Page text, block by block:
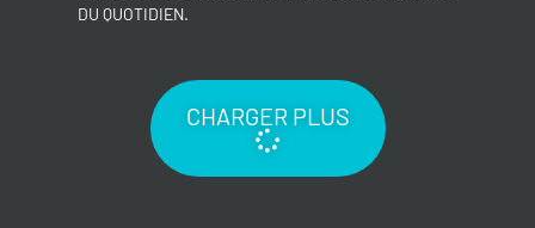
DU QUOTIDIEN.
CHARGER PLUS